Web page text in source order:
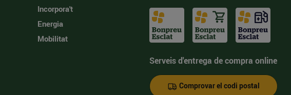
Incorpora't
Energia
Mobilitat
Serveis d'entrega de compra online
Comprovar el codi postal